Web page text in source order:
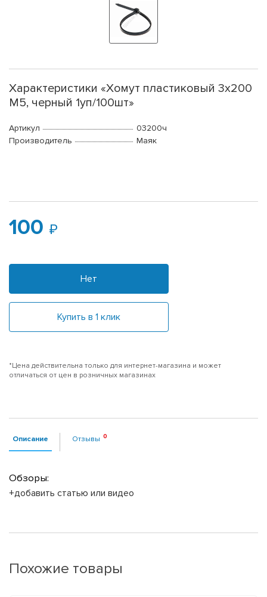
Характеристики «Хомут пластиковый 3х200
М5, черный 1уп/100шт»
Артикул
03200ч
Производитель
Маяк
100
Нет
Купить в 1 клик
*Цена действительна только для интернет-магазина и может
отличаться от цен в розничных магазинах
Описание Отзывы
Обзоры:
+добавить статью или видео
Похожие товары